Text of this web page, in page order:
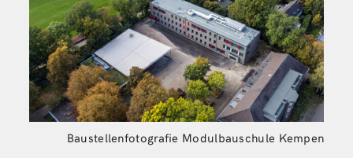
Baustellenfotografie Modulbauschule Kempen